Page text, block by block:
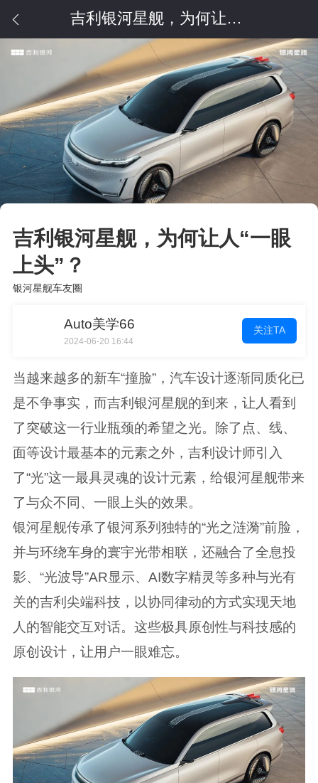
吉利银河星舰，为何让人“一眼上头”？
吉利银河星舰，为何让人“一眼
上头”？
银河星舰车友圈
Auto美学66
2024-06-20 16:44
关注TA
当越来越多的新车“撞脸”，汽车设计逐渐同质化已
是不争事实，而吉利银河星舰的到来，让人看到
了突破这一行业瓶颈的希望之光。除了点、线、
面等设计最基本的元素之外，吉利设计师引入
了“光”这一最具灵魂的设计元素，给银河星舰带来
了与众不同、一眼上头的效果。
银河星舰传承了银河系列独特的“光之涟漪”前脸，
并与环绕车身的寰宇光带相联，还融合了全息投
影、“光波导”AR显示、AI数字精灵等多种与光有
关的吉利尖端科技，以协同律动的方式实现天地
人的智能交互对话。这些极具原创性与科技感的
原创设计，让用户一眼难忘。